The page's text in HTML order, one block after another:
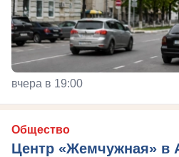
вчера в 19:00
Общество
Центр «Жемчужная» в